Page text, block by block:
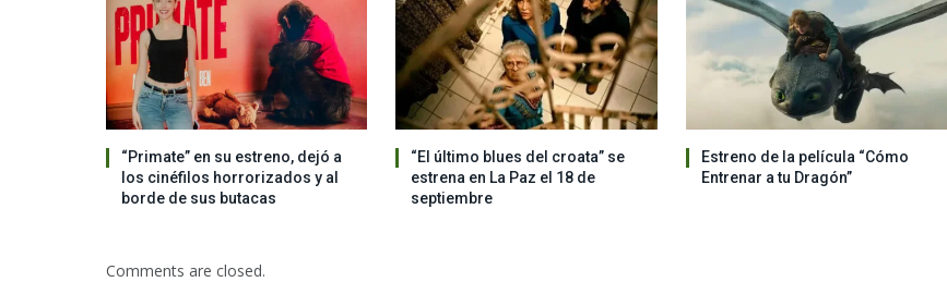
“Primate” en su estreno, dejó a
los cinéfilos horrorizados y al
borde de sus butacas
“El último blues del croata” se
estrena en La Paz el 18 de
septiembre
Estreno de la película “Cómo
Entrenar a tu Dragón”
Comments are closed.